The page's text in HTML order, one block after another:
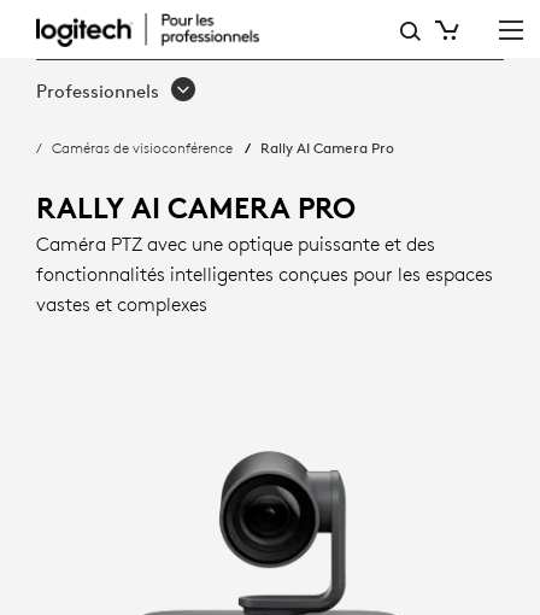
RALLY
AI
PRO
AVEC
CADRAGE
INTELLIGENT
Professionnels
Caméras de visioconférence Rally AI Camera Pro
RALLY AI CAMERA PRO
Caméra PTZ avec une optique puissante et des
fonctionnalités intelligentes conçues pour les espaces
vastes et complexes